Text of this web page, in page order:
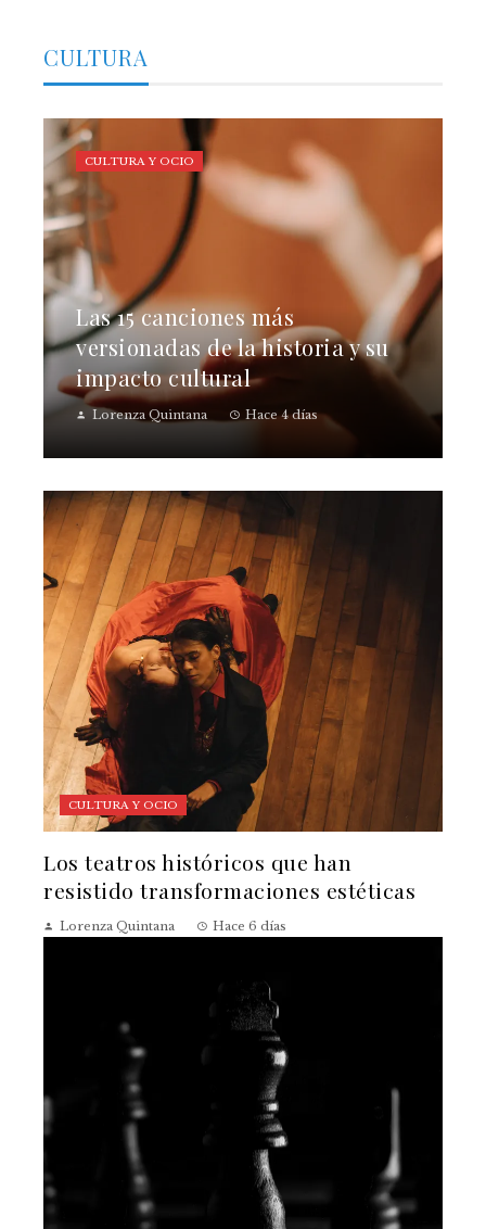
CULTURA
Las 15 canciones más
versionadas de la historia y su
impacto cultural
Lorenza Quintana Hace 4 días
CULTURA Y OCIO
CULTURA Y OCIO
Los teatros históricos que han
resistido transformaciones estéticas
Lorenza Quintana Hace 6 días